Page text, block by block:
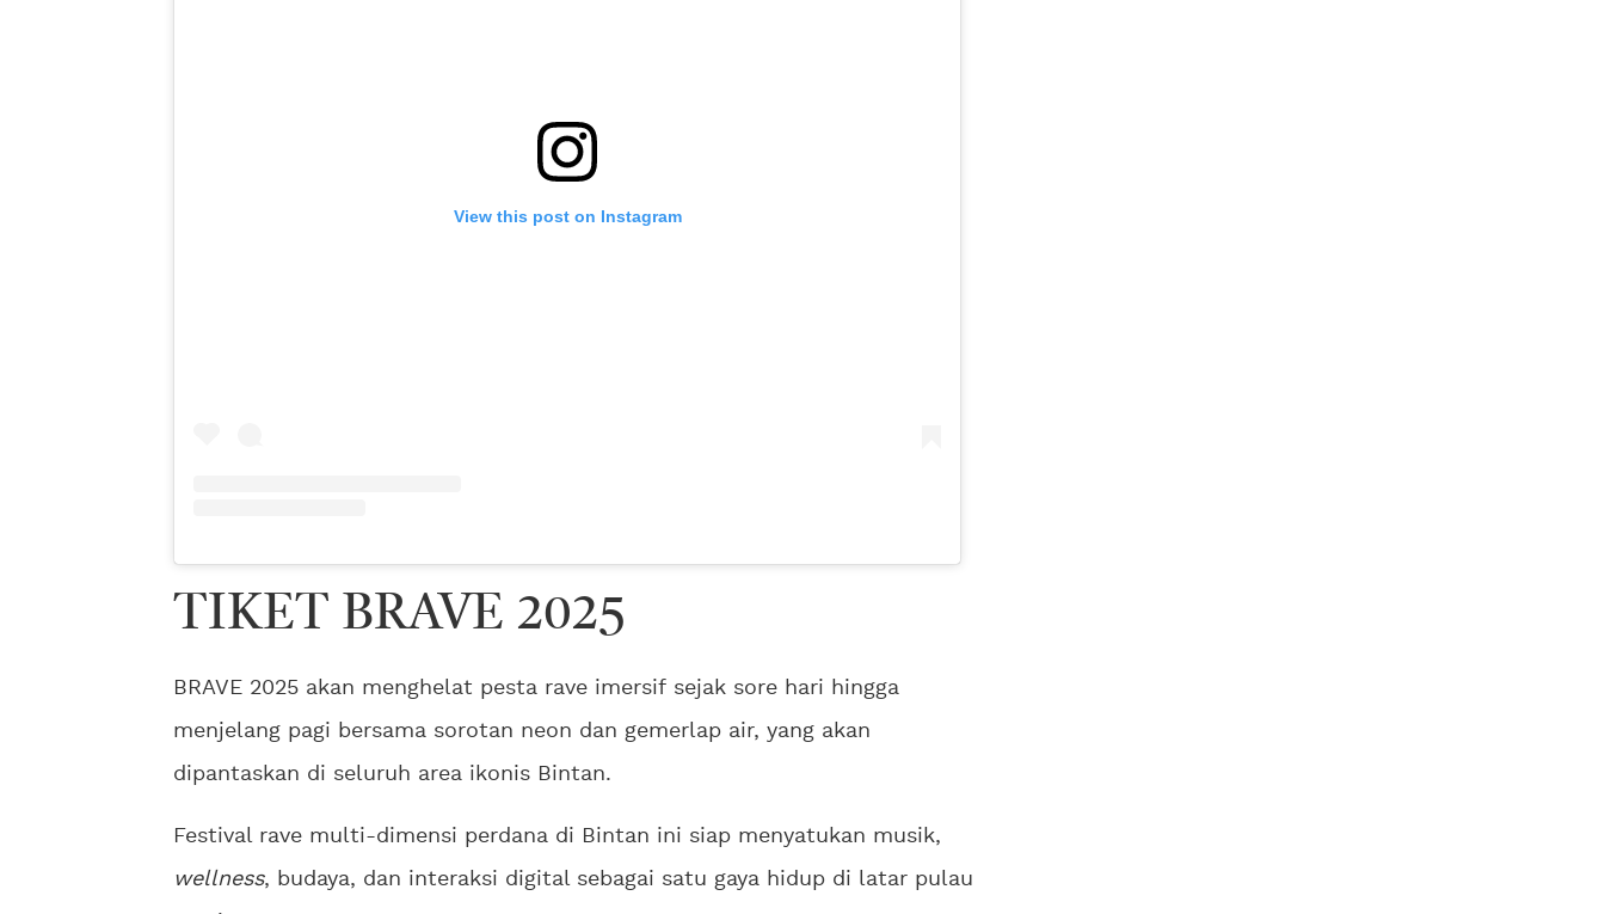
View this post on Instagram
TIKET BRAVE 2025
BRAVE 2025 akan menghelat pesta rave imersif sejak sore hari hingga
menjelang pagi bersama sorotan neon dan gemerlap air, yang akan
dipantaskan di seluruh area ikonis Bintan.
Festival rave multi-dimensi perdana di Bintan ini siap menyatukan musik,
wellness, budaya, dan interaksi digital sebagai satu gaya hidup di latar pulau